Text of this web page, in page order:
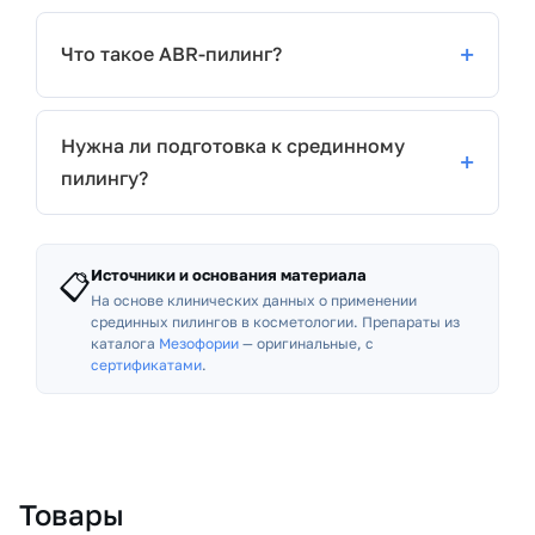
Что такое ABR-пилинг?
Нужна ли подготовка к срединному
пилингу?
📋Источники и основания материала
На основе клинических данных о применении
срединных пилингов в косметологии. Препараты из
каталога Мезофории — оригинальные, с
сертификатами.
Товары